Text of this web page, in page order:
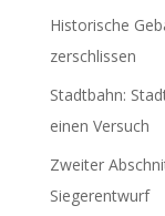
Historische
zerschlissen
Stadtbahn:
einen Versuch
Zweiter
Siegerentwurf